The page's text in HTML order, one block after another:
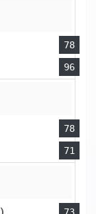
78
96
78
71